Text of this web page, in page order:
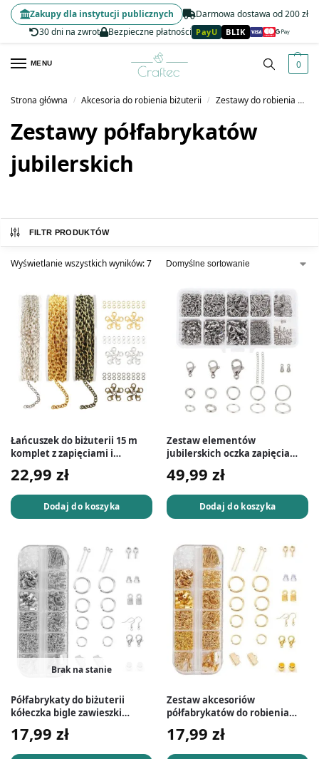
Darmowa dostawa od 200 zł
30 dni na zwrot
Bezpieczne płatności PayU BLIK
Zakupy dla instytucji publicznych
MENU 0
Strona główna / Akcesoria do robienia biżuterii / Zestawy do robienia biżuterii
Zestawy półfabrykatów
jubilerskich
FILTR PRODUKTÓW
Wyświetlanie wszystkich wyników: 7
Łańcuszek do biżuterii 15 m
komplet z zapięciami i
22,99 zł
Dodaj do koszyka
Zestaw elementów
jubilerskich oczka zapięcia
przedłużki końcówki 830 szt.
49,99 zł
Dodaj do koszyka
Brak na stanie
Półfabrykaty do biżuterii
kółeczka bigle zawieszki
ogniwka 800 el. srebrne
17,99 zł
Zestaw akcesoriów
półfabrykatów do robienia
biżuterii kolczyków 800 el.
złote
17,99 zł